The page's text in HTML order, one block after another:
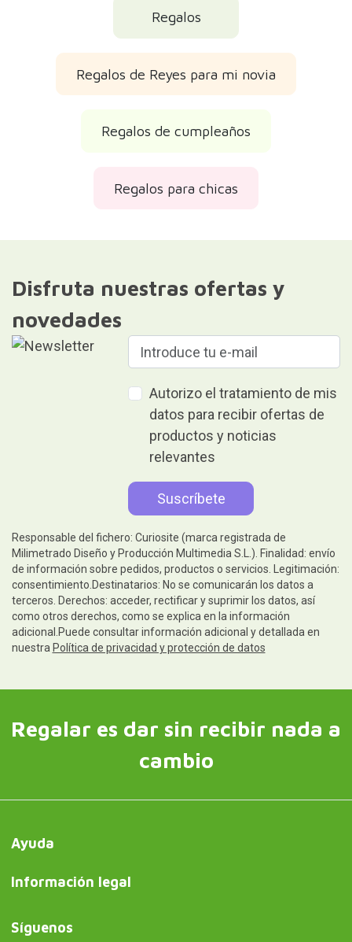
Regalos
Regalos de Reyes para mi novia
Regalos de cumpleaños
Regalos para chicas
Disfruta nuestras ofertas y
novedades
Autorizo el tratamiento de mis
datos para recibir ofertas de
productos y noticias
relevantes
Responsable del fichero: Curiosite (marca registrada de
Milimetrado Diseño y Producción Multimedia S.L.). Finalidad: envío
de información sobre pedidos, productos o servicios. Legitimación:
consentimiento.Destinatarios: No se comunicarán los datos a
terceros. Derechos: acceder, rectificar y suprimir los datos, así
como otros derechos, como se explica en la información
adicional.Puede consultar información adicional y detallada en
nuestra Política de privacidad y protección de datos
Regalar es dar sin recibir nada a
cambio
Ayuda
Información legal
Síguenos